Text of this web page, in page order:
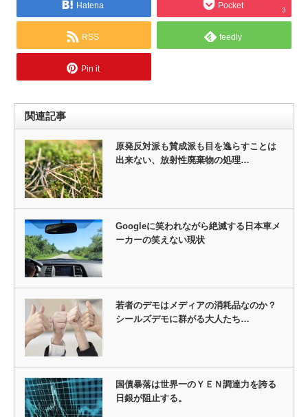
Hatena Pocket 3
RSS feedly
Pin it
関連記事
原発反対派も賛成派も目を逸らすことは
出来ない、放射性廃棄物の処理…
Googleに笑われながら絶滅する日本車メ
ーカーの笑えない現状
若者のデモはメディアの消耗品なのか？
シールズデモに群がる大人たち…
国債暴落は世界一のＹＥＮ調達力を誇る
日銀が阻止する。